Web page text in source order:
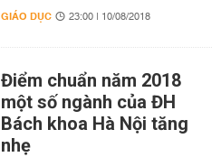
GIÁO DỤC 23:00 | 10/08/2018
Điểm chuẩn năm 2018
một số ngành của ĐH
Bách khoa Hà Nội tăng
nhẹ